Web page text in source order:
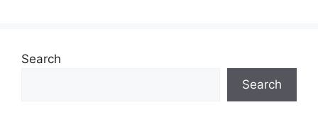
Search
Search